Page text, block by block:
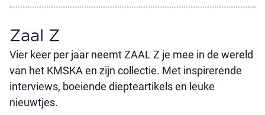
Zaal Z
Vier keer per jaar neemt ZAAL Z je mee in de wereld
van het KMSKA en zijn collectie. Met inspirerende
interviews, boeiende diepteartikels en leuke
nieuwtjes.